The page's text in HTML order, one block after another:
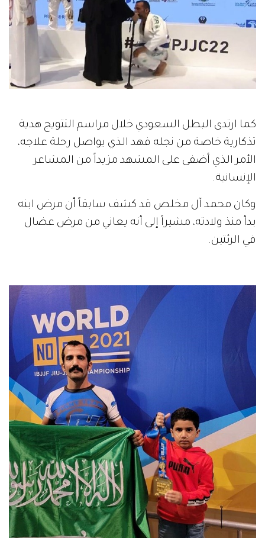
كما ارتدى البطل السعودي خلال مراسم التتويج هدية
تذكارية خاصة من نجله فهد الذي يواصل رحلة علاجه،
الأمر الذي أضفى على المشهد مزيداً من المشاعر
الإنسانية.
وكان محمد آل مخلص قد كشف سابقاً أن مرض ابنه
بدأ منذ ولادته، مشيراً إلى أنه يعاني من مرض عضال
في الرئتين.